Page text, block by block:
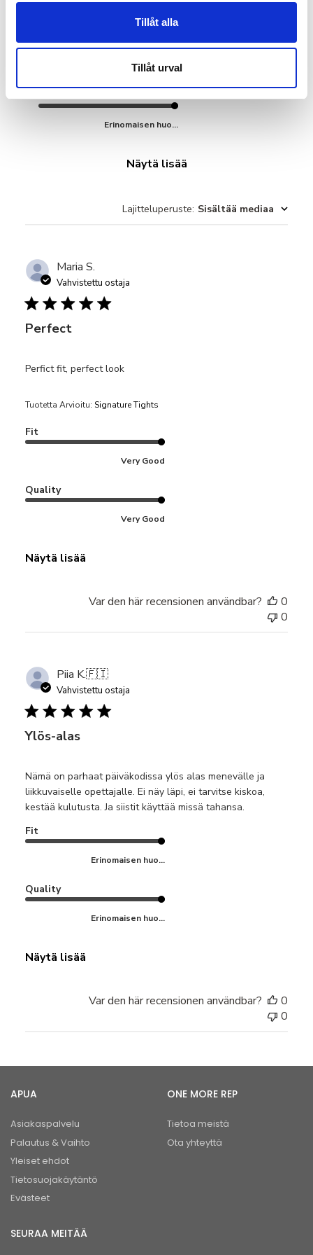
Tillåt alla
Tillåt urval
Erinomaisen huo...
Laatu
Erinomaisen huo...
Näytä lisää
Lajitteluperuste: Sisältää mediaa
Maria S.
Vahvistettu ostaja
Perfect
Perfict fit, perfect look
Tuotetta Arvioitu: Signature Tights
Fit
Very Good
Quality
Very Good
Näytä lisää
Var den här recensionen användbar?
0
0
Piia K.🇫🇮
Vahvistettu ostaja
Ylös-alas
Nämä on parhaat päiväkodissa ylös alas menevälle ja
liikkuvaiselle opettajalle. Ei näy läpi, ei tarvitse kiskoa,
kestää kulutusta. Ja siistit käyttää missä tahansa.
Fit
Erinomaisen huo...
Quality
Erinomaisen huo...
Näytä lisää
Var den här recensionen användbar?
0
0
APUA
Asiakaspalvelu
Palautus & Vaihto
Yleiset ehdot
Tietosuojakäytäntö
Evästeet
ONE MORE REP
Tietoa meistä
Ota yhteyttä
SEURAA MEITÄÄ